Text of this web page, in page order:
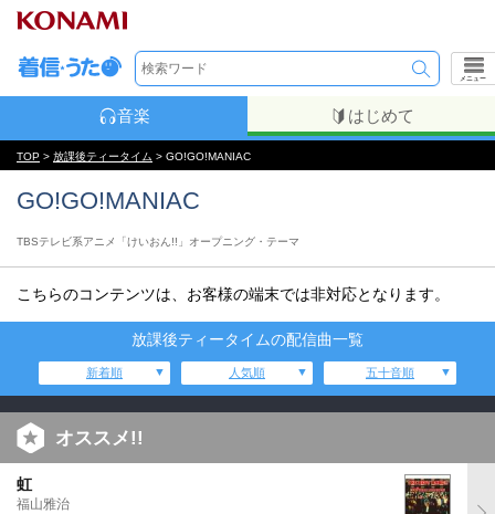
メニュー
音楽 はじめて
TOP > 放課後ティータイム > GO!GO!MANIAC
GO!GO!MANIAC
TBSテレビ系アニメ「けいおん!!」オープニング・テーマ
こちらのコンテンツは、お客様の端末では非対応となります。
放課後ティータイムの配信曲一覧
新着順 人気順 五十音順
オススメ!!
虹
福山雅治